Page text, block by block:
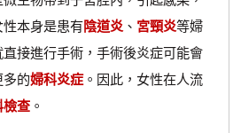
本身是患有陰道炎、 宮頸炎等婦
接進行手術，手術後炎症可能會
多的婦科炎症。因此，女性在人流
檢查。